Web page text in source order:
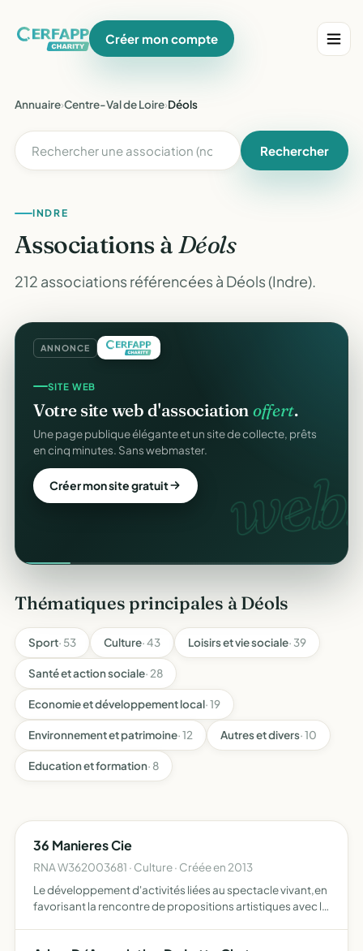
Créer mon compte
Annuaire›Centre-Val de Loire›Déols
Rechercher
INDRE
Associations àDéols
212 associations référencées à Déols (Indre).
ANNONCE
web.
SITE WEB
Votre site web d'association offert.
Une page publique élégante et un site de collecte, prêts
en cinq minutes. Sans webmaster.
Créer mon site gratuit
Thématiques principales à Déols
Sport· 53 Culture· 43 Loisirs et vie sociale· 39
Santé et action sociale· 28
Economie et développement local· 19
Environnement et patrimoine· 12 Autres et divers· 10
Education et formation· 8
36 Manieres Cie
RNA W362003681 · Culture · Créée en 2013
Le développement d'activités liées au spectacle vivant,en
favorisant la rencontre de propositions artistiques avec la